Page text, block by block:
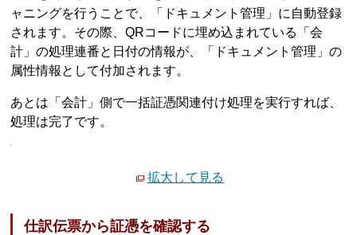
ャニングを行うことで、「ドキュメント管理」に自動登録
されます。その際、QRコードに埋め込まれている「会
計」の処理連番と日付の情報が、「ドキュメント管理」の
属性情報として付加されます。
あとは「会計」側で一括証憑関連付け処理を実行すれば、
処理は完了です。
拡大して見る
仕訳伝票から証憑を確認する